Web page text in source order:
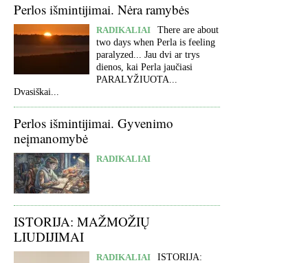
Perlos išmintijimai. Nėra ramybės
RADIKALIAI
There are about
two days when Perla is feeling
paralyzed... Jau dvi ar trys
dienos, kai Perla jaučiasi
PARALYŽIUOTA...
Dvasiškai...
Perlos išmintijimai. Gyvenimo
neįmanomybė
RADIKALIAI
ISTORIJA: MAŽMOŽIŲ
LIUDIJIMAI
RADIKALIAI
ISTORIJA: